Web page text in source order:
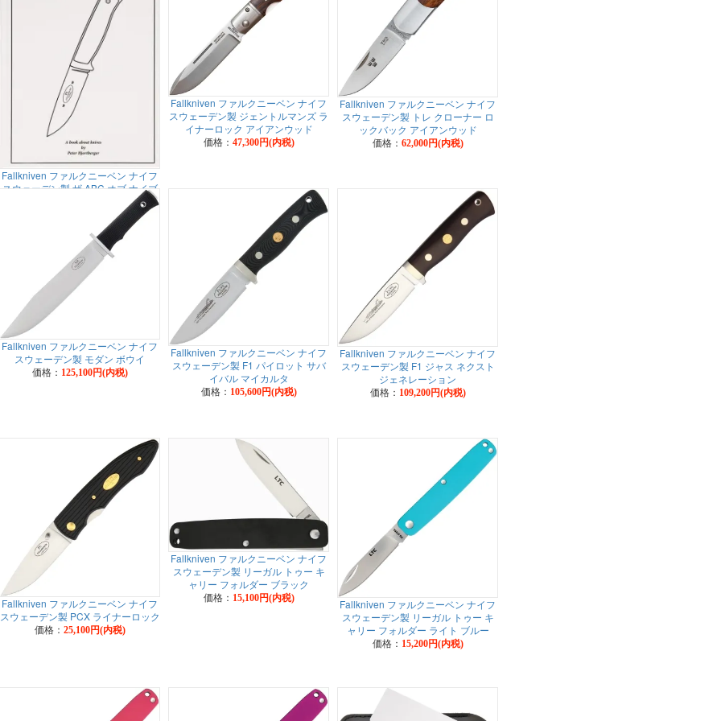
Fallkniven ファルクニーベン ナイフ
スウェーデン製 ザ ABC オブ ナイブ
5,700円(内税)
Fallkniven ファルクニーベン ナイフ
スウェーデン製 ジェントルマンズ ラ
イナーロック アイアンウッド
価格： 47,300円(内税)
Fallkniven ファルクニーベン ナイフ
スウェーデン製 トレ クローナー ロ
ックバック アイアンウッド
価格： 62,000円(内税)
Fallkniven ファルクニーベン ナイフ
スウェーデン製 モダン ボウイ
価格： 125,100円(内税)
Fallkniven ファルクニーベン ナイフ
スウェーデン製 F1 パイロット サバ
イバル マイカルタ
価格： 105,600円(内税)
Fallkniven ファルクニーベン ナイフ
スウェーデン製 F1 ジャス ネクスト
ジェネレーション
価格： 109,200円(内税)
Fallkniven ファルクニーベン ナイフ
スウェーデン製 PCX ライナーロック
価格： 25,100円(内税)
Fallkniven ファルクニーベン ナイフ
スウェーデン製 リーガル トゥー キ
ャリー フォルダー ブラック
価格： 15,100円(内税)
Fallkniven ファルクニーベン ナイフ
スウェーデン製 リーガル トゥー キ
ャリー フォルダー ライト ブルー
価格： 15,200円(内税)